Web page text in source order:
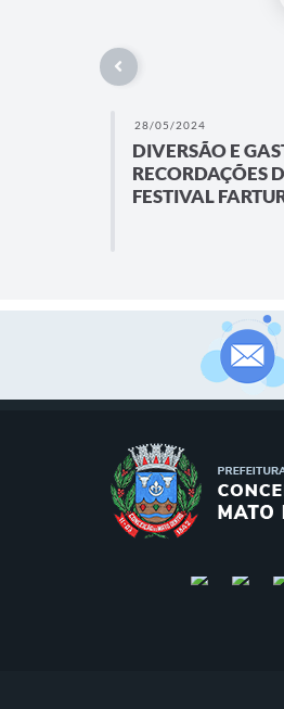
28/05/2024
DIVERSÃO E
RECORDAÇÕES
FESTIVAL